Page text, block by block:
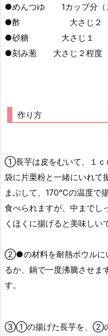
●めんつゆ 1カップ分（ス
●酢 大さじ２
●砂糖 大さじ１
●刻み葱 大さじ２程度
作り方
①長芋は皮をむいて、１ｃ
袋に片栗粉と一緒にいれて
まぶして、170℃の温度で
食べられますが、中までし
くほくに揚げると美味しい
②●の材料を耐熱ボウルに
るか、鍋で一度沸騰させま
す。
③①の揚げた長芋を、②の